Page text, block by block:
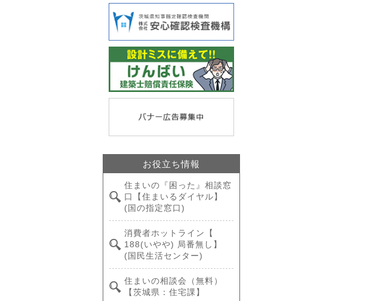
お役立ち情報
住まいの『困った』相談窓
口【住まいるダイヤル】
(国の指定窓口)
消費者ホットライン【
188(いやや) 局番無し】
(国民生活センター)
住まいの相談会（無料）
【茨城県：住宅課】